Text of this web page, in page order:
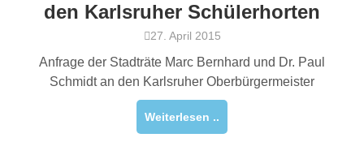
den Karlsruher Schülerhorten
27. April 2015
Anfrage der Stadträte Marc Bernhard und Dr. Paul
Schmidt an den Karlsruher Oberbürgermeister
Weiterlesen ..